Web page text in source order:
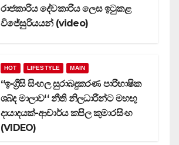
රාජකාරිය දේවකාරිය ලෙස ඉටුකළ
විජේසුරියයන් (video)
HOT LIFESTYLE MAIN
‘‘ඉංග්‍රීසි සිංහල සුරාබදුකරණ පාරිභාෂික
ශබ්ද මාලාව‘‘ නීති නිලධාරීන්ට මහඟු
දායාදයක්-ආචාර්ය කපිල කුමාරසිංහ
(VIDEO)